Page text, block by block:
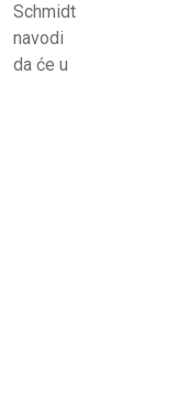
Schmidt
navodi
da će u